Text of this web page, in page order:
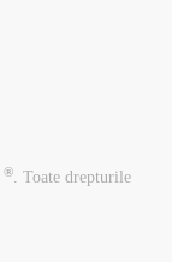
®. Toate drepturile